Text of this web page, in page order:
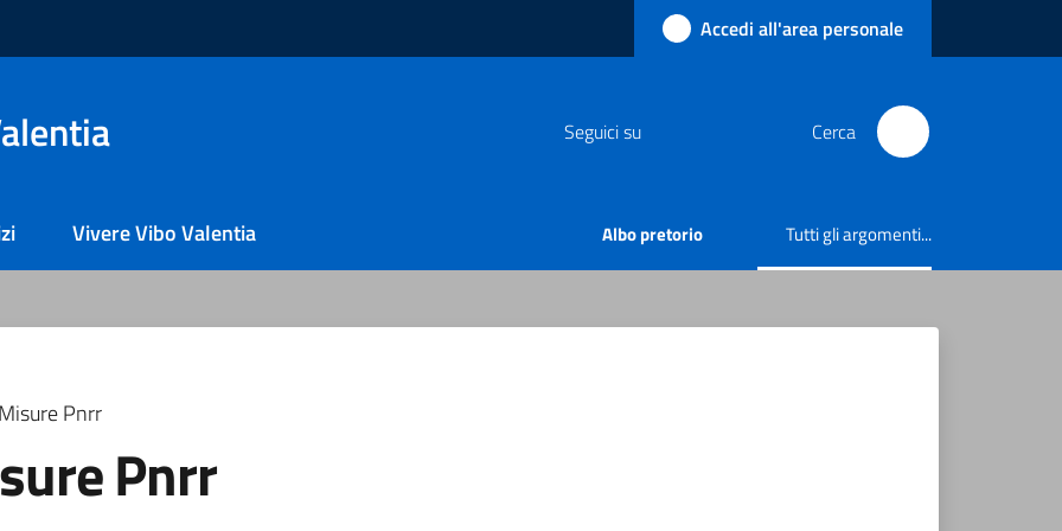
Accedi all'area personale
Seguici su Cerca
Vivere Vibo Valentia Albo pretorio Tutti gli argomenti...
Menu selezionato
Pnrr
Pnrr